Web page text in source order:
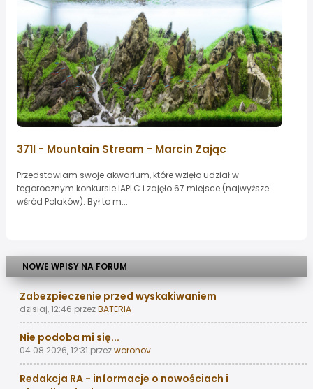
371l - Mountain Stream - Marcin Zając
Przedstawiam swoje akwarium, które wzięło udział w
tegorocznym konkursie IAPLC i zajęło 67 miejsce (najwyższe
wśród Polaków). Był to m...
NOWE WPISY NA FORUM
Zabezpieczenie przed wyskakiwaniem
dzisiaj, 12:46 przezBATERIA
Nie podoba mi się...
04.08.2026, 12:31 przezworonov
Redakcja RA - informacje o nowościach i